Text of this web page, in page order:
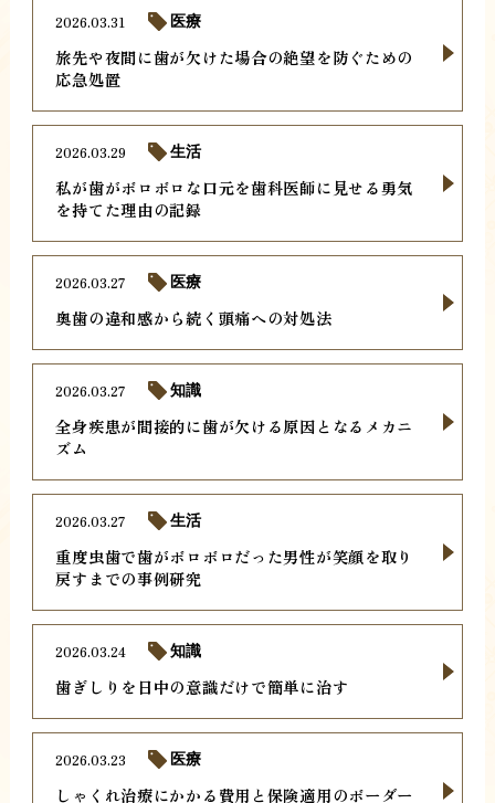
旅先や夜間に歯が欠けた場合の絶望を防ぐための
応急処置
2026.03.31 医療
私が歯がボロボロな口元を歯科医師に見せる勇気
を持てた理由の記録
2026.03.29 生活
奥歯の違和感から続く頭痛への対処法
2026.03.27 医療
全身疾患が間接的に歯が欠ける原因となるメカニ
ズム
2026.03.27 知識
重度虫歯で歯がボロボロだった男性が笑顔を取り
戻すまでの事例研究
2026.03.27 生活
歯ぎしりを日中の意識だけで簡単に治す
2026.03.24 知識
しゃくれ治療にかかる費用と保険適用のボーダー
2026.03.23 医療